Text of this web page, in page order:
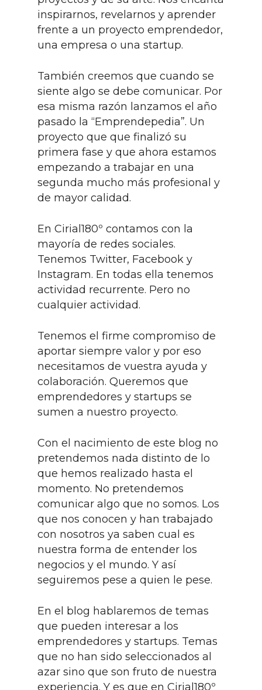
inspirarnos, revelarnos y aprender
frente a un proyecto emprendedor,
una empresa o una startup.
También creemos que cuando se
siente algo se debe comunicar. Por
esa misma razón lanzamos el año
pasado la “Emprendepedia”. Un
proyecto que que finalizó su
primera fase y que ahora estamos
empezando a trabajar en una
segunda mucho más profesional y
de mayor calidad.
En Cirial180º contamos con la
mayoría de redes sociales.
Tenemos Twitter, Facebook y
Instagram. En todas ella tenemos
actividad recurrente. Pero no
cualquier actividad.
Tenemos el firme compromiso de
aportar siempre valor y por eso
necesitamos de vuestra ayuda y
colaboración. Queremos que
emprendedores y startups se
sumen a nuestro proyecto.
Con el nacimiento de este blog no
pretendemos nada distinto de lo
que hemos realizado hasta el
momento. No pretendemos
comunicar algo que no somos. Los
que nos conocen y han trabajado
con nosotros ya saben cual es
nuestra forma de entender los
negocios y el mundo. Y así
seguiremos pese a quien le pese.
En el blog hablaremos de temas
que pueden interesar a los
emprendedores y startups. Temas
que no han sido seleccionados al
azar sino que son fruto de nuestra
experiencia. Y es que en Cirial180º